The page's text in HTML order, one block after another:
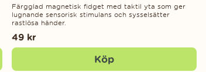
Färgglad magnetisk fidget med taktil yta som ger
lugnande sensorisk stimulans och sysselsätter
rastlösa händer.
49 kr
Köp